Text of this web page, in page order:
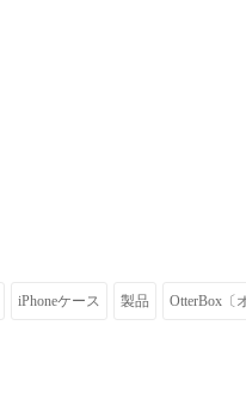
iPhoneケース 製品 OtterBox〔